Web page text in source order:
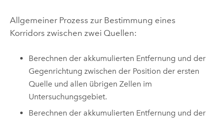
Allgemeiner Prozess zur Bestimmung eines
Korridors zwischen zwei Quellen:
Berechnen der akkumulierten Entfernung und der
Gegenrichtung zwischen der Position der ersten
Quelle und allen übrigen Zellen im
Untersuchungsgebiet.
Berechnen der akkumulierten Entfernung und der